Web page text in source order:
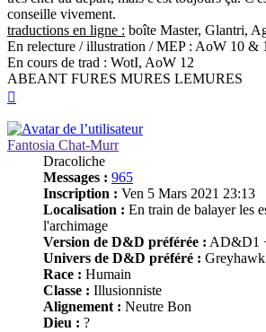
conseille vivement.
traductions en ligne : boîte Master, Glantri,
En relecture / illustration / MEP : AoW 10 &
En cours de trad : WotI, AoW 12
ABEANT FURES MURES LEMURES
Fantosia Chat-Murr
Dracoliche
Messages : 965
Inscription : Ven 5 Mars 2021 23:13
Localisation : En train de balayer les
l'archimage
Version de D&D préférée : AD&D1
Univers de D&D préféré : Greyhawk
Race : Humain
Classe : Illusionniste
Alignement : Neutre Bon
Dieu : ?